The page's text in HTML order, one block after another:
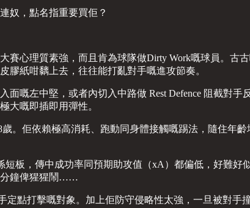
奴，點名指重要買佢？
賽心理質素強，而且肯為球隊做Dirty Work嘅球員。古
膠紙咁黐上去，往往能打亂對手嘅進攻節奏。
嘅左中堅，或者內切入中路做 Rest Defence 阻截對
大嘅即插即用彈性。
。佢依賴極高消耗、跑動同身體接觸嘅踢法，隨住年
板，傳中成功率同預期助攻值（xA）都偏低，好難
分鐘俾猩猩鬧……
點打擊嘅對象。加上佢防守侵略性太強，一旦被對手